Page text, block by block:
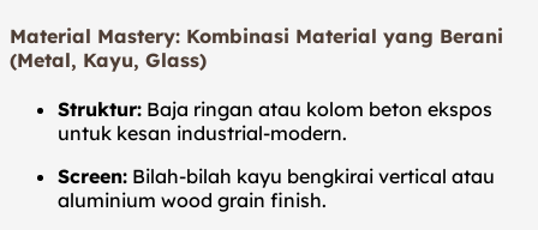
Material Mastery: Kombinasi Material yang Berani
(Metal, Kayu, Glass)
Struktur: Baja ringan atau kolom beton ekspos
untuk kesan industrial-modern.
Screen: Bilah-bilah kayu bengkirai vertical atau
aluminium wood grain finish.